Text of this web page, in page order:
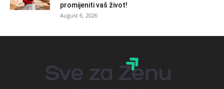
promijeniti vaš život!
August 6, 2026